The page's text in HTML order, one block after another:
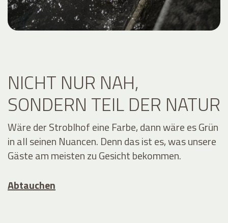
NICHT NUR NAH,
SONDERN TEIL DER NATUR
Wäre der Stroblhof eine Farbe, dann wäre es Grün
in all seinen Nuancen. Denn das ist es, was unsere
Gäste am meisten zu Gesicht bekommen.
Abtauchen